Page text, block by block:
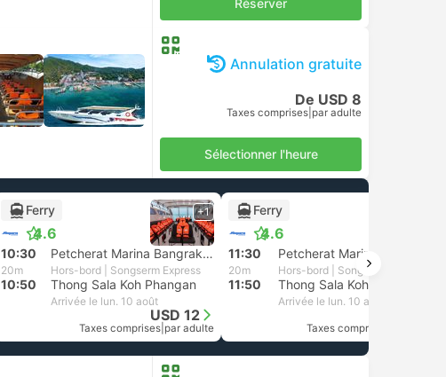
Réserver
Annulation gratuite
De USD 8
Taxes comprises par adulte
Sélectionner l'heure
Ferry
4.6
+1
10:30 Petcherat Marina Bangrak, Koh Samui
20m Hors-bord | Songserm Express
10:50 Thong Sala Koh Phangan
Arrivée le lun. 10 août
USD 12
Taxes comprises par adulte
Ferry
4.6
11:30
20m Hors-bord | Songserm Express
11:50 Thong Sala Koh Phangan
Arrivée le lun. 10 août
Taxes comprises